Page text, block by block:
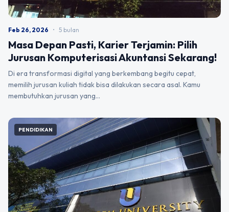
Feb 26, 2026 • 5 bulan
Masa Depan Pasti, Karier Terjamin: Pilih
Jurusan Komputerisasi Akuntansi Sekarang!
Di era transformasi digital yang berkembang begitu cepat,
memilih jurusan kuliah tidak bisa dilakukan secara asal. Kamu
membutuhkan jurusan yang…
PENDIDIKAN